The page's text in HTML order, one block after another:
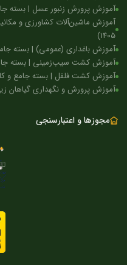
آموزش پرورش زنبور عسل | بسته جامع
آموزش ماشین‌آلات کشاورزی و
1405)
آموزش باغداری (عمومی) | بسته جامع
آموزش کشت سیب‌زمینی | بسته جامع و
آموزش کشت فلفل | بسته جامع و
آموزش پرورش و نگهداری گیاهان
مجوزها و اعتبارسنجی